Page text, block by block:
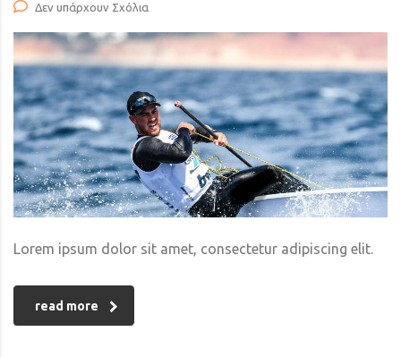
Δεν υπάρχουν Σχόλια
Lorem ipsum dolor sit amet, consectetur adipiscing elit.
read more